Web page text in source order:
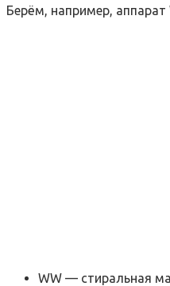
Берём, например, аппарат
WW — стиральная